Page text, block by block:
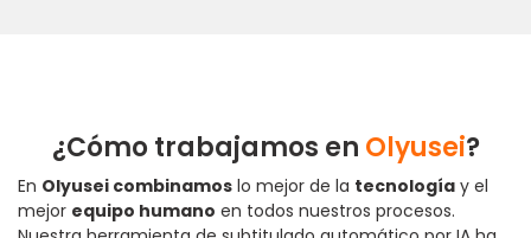
¿Cómo trabajamos en Olyusei?
En Olyusei combinamos lo mejor de la tecnología y el
mejor equipo humano en todos nuestros procesos.